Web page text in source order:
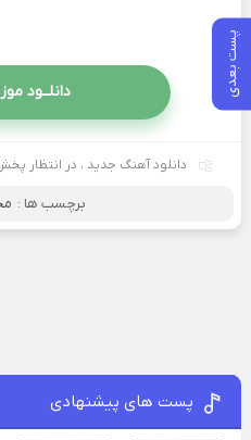
پست بعدی دانلــود
دانلود آهنگ جدید ، در انتظار
برچسب ها :
پست های پیشنهادی